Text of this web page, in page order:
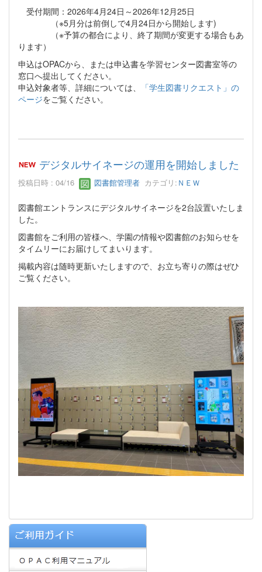
受付期間：2026年4月24日～2026年12月25日
（※5月分は前倒しで4月24日から開始します)
（※予算の都合により、終了期間が変更する場合もあ
ります）
申込はOPACから、または申込書を学習センター図書室等の
窓口へ提出してください。
申込対象者等、詳細については、
「学生図書リクエスト」の
ページをご覧ください。
デジタルサイネージの運用を開始しました
投稿日時 : 04/16 図書館管理者 カテゴリ: ＮＥＷ
図書館エントランスにデジタルサイネージを2台設置いたしま
した。
図書館をご利用の皆様へ、学園の情報や図書館のお知らせを
タイムリーにお届けしてまいります。
掲載内容は随時更新いたしますので、お立ち寄りの際はぜひ
ご覧ください。